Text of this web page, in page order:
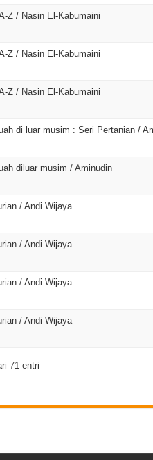
Z / Nasin El-Kabumaini
Z / Nasin El-Kabumaini
Z / Nasin El-Kabumaini
di luar musim : Seri Pertanian /
diluar musim / Aminudin
/ Andi Wijaya
/ Andi Wijaya
/ Andi Wijaya
/ Andi Wijaya
71 entri